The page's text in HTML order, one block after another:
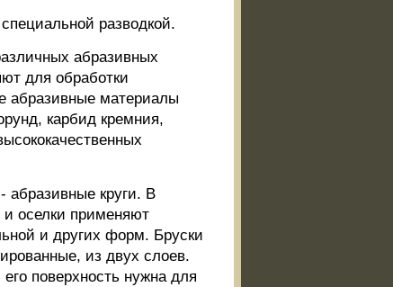
разводкой.
абразивных
для обработки
абразивные материалы
карбид кремния,
абразивные круги. В
и оселки применяют
и других форм. Бруски
из двух слоев.
поверхность нужна для